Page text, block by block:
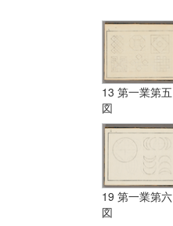
13 第一業第五
図
19 第一業第六
図